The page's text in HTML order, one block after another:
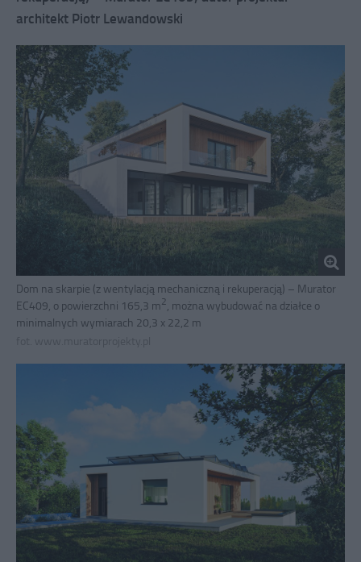
architekt Piotr Lewandowski
Dom na skarpie (z wentylacją mechaniczną i rekuperacją) – Murator
EC409, o powierzchni 165,3 m2 , można wybudować na działce o
minimalnych wymiarach 20,3 x 22,2 m